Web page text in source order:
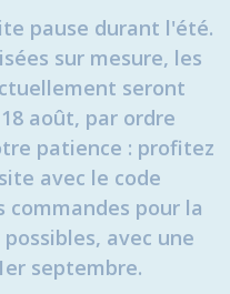
pause durant l'été.
sur mesure, les
seront
août, par ordre
patience : profitez
avec le code
commandes pour la
avec une
septembre.